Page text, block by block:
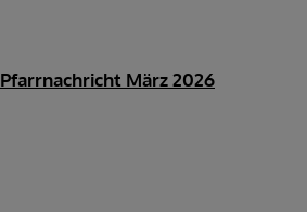
Pfarrnachricht März 2026